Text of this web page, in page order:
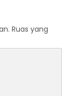
Ruas yang